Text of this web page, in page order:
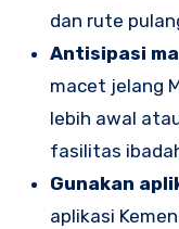
dan rute
Antisipasi
macet jelang
lebih awal
fasilitas
Gunakan
aplikasi